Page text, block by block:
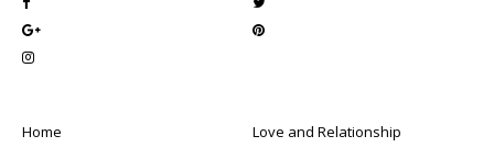
Home
Love and Relationship